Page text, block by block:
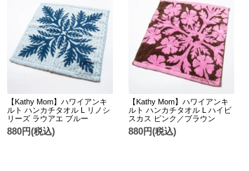
【Kathy Mom】ハワイアンキ
ルト ハンカチタオル L リノシ
リーズ ラウアエ ブルー
880円(税込)
【Kathy Mom】ハワイアンキ
ルト ハンカチタオル L ハイビ
スカス ピンク／ブラウン
880円(税込)